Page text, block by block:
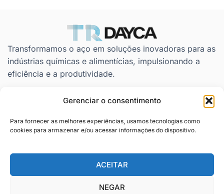
Gerenciar o consentimento
Para fornecer as melhores experiências, usamos tecnologias como
cookies para armazenar e/ou acessar informações do dispositivo.
ACEITAR
NEGAR
Transformamos o aço em soluções inovadoras para as
indústrias químicas e alimentícias, impulsionando a
eficiência e a produtividade.
Contato
(81) 2150-
Redes
Sociais
Privacidade
Política de